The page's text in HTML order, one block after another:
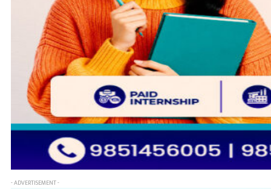
- ADVERTISEMENT -